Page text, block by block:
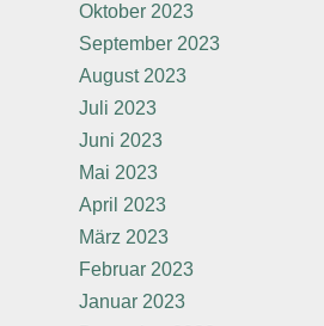
Oktober 2023
September 2023
August 2023
Juli 2023
Juni 2023
Mai 2023
April 2023
März 2023
Februar 2023
Januar 2023